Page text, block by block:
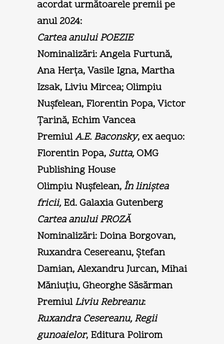
acordat următoarele premii pe
anul 2024:
Cartea anului POEZIE
Nominalizări: Angela Furtună,
Ana Herţa, Vasile Igna, Martha
Izsak, Liviu Mircea; Olimpiu
Nuşfelean, Florentin Popa, Victor
Ţarină, Echim Vancea
PremiulA.E. Baconsky, ex aequo:
Florentin Popa, Sutta,OMG
Publishing House
Olimpiu Nuşfelean, În liniştea
fricii,Ed. Galaxia Gutenberg
Cartea anului PROZĂ
Nominalizări: Doina Borgovan,
Ruxandra Cesereanu, Ştefan
Damian, Alexandru Jurcan, Mihai
Măniuţiu, Gheorghe Săsărman
PremiulLiviu Rebreanu:
Ruxandra Cesereanu, Regii
gunoaielor, Editura Polirom